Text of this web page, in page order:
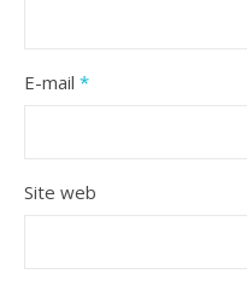
E-mail *
Site web